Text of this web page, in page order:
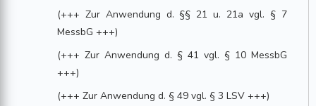
(+++ Zur Anwendung d. §§ 21 u. 21a vgl. § 7
MessbG +++)
(+++ Zur Anwendung d. § 41 vgl. § 10 MessbG
+++)
(+++ Zur Anwendung d. § 49 vgl. § 3 LSV +++)